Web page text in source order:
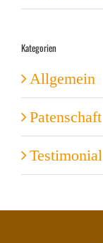
Kategorien
Allgemein
Patenschaft
Testimonial